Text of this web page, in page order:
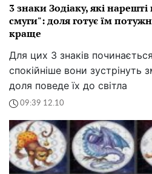
3 знаки Зодіаку, які
смуги": доля готує їм
краще
Для цих 3 знаків
спокійніше вони зустрінуть
доля поведе їх до світла
09:39 12.10